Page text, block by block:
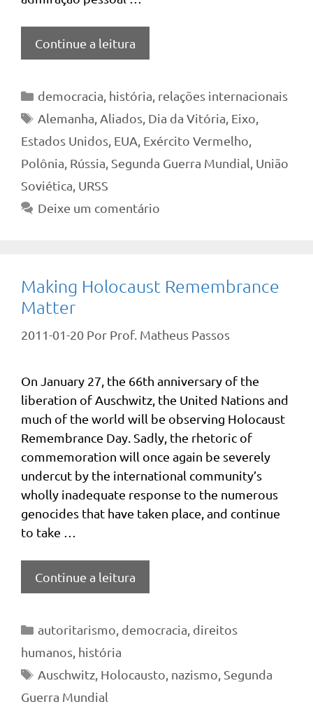
Continue a leitura
Categorias
democracia história relações internacionais
Tags
Alemanha Aliados, Dia da Vitória Eixo
Estados Unidos EUA Exército Vermelho
Polônia Rússia Segunda Guerra Mundial União
Soviética URSS
Deixe um comentário
Making Holocaust Remembrance
Matter
2011-01-20 Por Prof. Matheus Passos
On January 27, the 66th anniversary of the
liberation of Auschwitz, the United Nations and
much of the world will be observing Holocaust
Remembrance Day. Sadly, the rhetoric of
commemoration will once again be severely
undercut by the international community’s
wholly inadequate response to the numerous
genocides that have taken place, and continue
to take …
Continue a leitura
Categorias
autoritarismo democracia direitos
humanos história
Tags
Auschwitz, Holocausto nazismo Segunda
Guerra Mundial